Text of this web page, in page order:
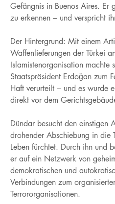
Gefängnis in Buenos Aires. Er
zu erkennen – und verspricht
Der Hintergrund: Mit einem
Waffenlieferungen der Türkei
Islamistenorganisation machte
Staatspräsident Erdoğan zum
Haft verurteilt – und es wurde
direkt vor dem
Dündar besucht den einstigen
drohender Abschiebung in die
Leben fürchtet. Durch ihn und
er auf ein Netzwerk von
demokratischen und
Verbindungen zum
Terrororganisationen.